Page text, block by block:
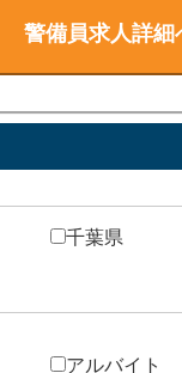
くれるため初
あ
ャ
し
ッ
警備員求人詳細
千葉県
アルバイト